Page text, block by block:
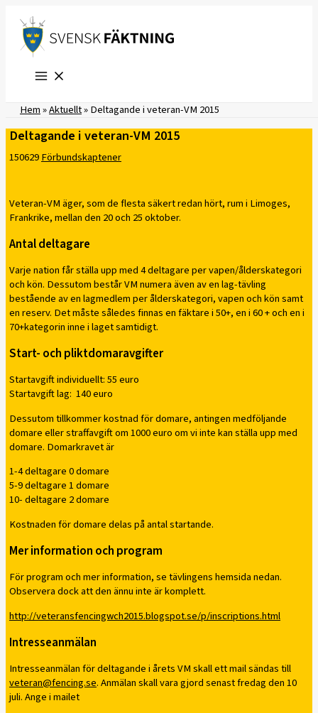
innehåll
Hem»Aktuellt»Deltagande i veteran-VM 2015
Deltagande i veteran-VM 2015
150629Förbundskaptener
Veteran-VM äger, som de flesta säkert redan hört, rum i Limoges,
Frankrike, mellan den 20 och 25 oktober.
Antal deltagare
Varje nation får ställa upp med 4 deltagare per vapen/ålderskategori
och kön. Dessutom består VM numera även av en lag-tävling
bestående av en lagmedlem per ålderskategori, vapen och kön samt
en reserv. Det måste således finnas en fäktare i 50+, en i 60 + och en i
70+kategorin inne i laget samtidigt.
Start- och pliktdomaravgifter
Startavgift individuellt: 55 euro
Startavgift lag: 140 euro
Dessutom tillkommer kostnad för domare, antingen medföljande
domare eller straffavgift om 1000 euro om vi inte kan ställa upp med
domare. Domarkravet är
1-4 deltagare 0 domare
5-9 deltagare 1 domare
10- deltagare 2 domare
Kostnaden för domare delas på antal startande.
Mer information och program
För program och mer information, se tävlingens hemsida nedan.
Observera dock att den ännu inte är komplett.
http://veteransfencingwch2015.blogspot.se/p/inscriptions.html
Intresseanmälan
Intresseanmälan för deltagande i årets VM skall ett mail sändas till
veteran@fencing.se. Anmälan skall vara gjord senast fredag den 10
juli. Ange i mailet